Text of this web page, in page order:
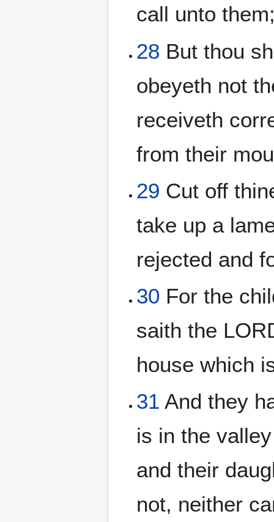
call unto
28 But thou
obeyeth not
receiveth
from their
29 Cut off
take up a
rejected and
30 For the
saith the
house which
31 And they
is in the
and their
not, neither